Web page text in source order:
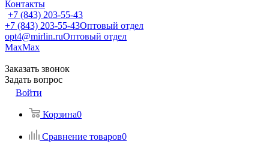
Контакты
+7 (843) 203-55-43
+7 (843) 203-55-43Оптовый отдел
opt4@mirlin.ruОптовый отдел
MaxMax
Заказать звонок
Задать вопрос
Войти
Корзина0
Сравнение товаров0